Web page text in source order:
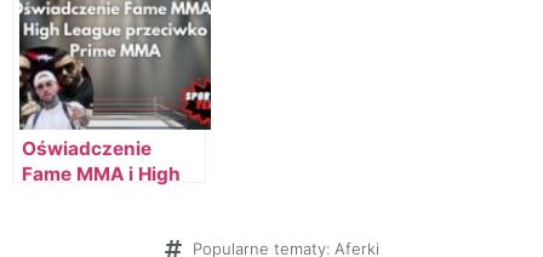
Oświadczenie
Fame MMA i High
Popularne tematy: Aferki